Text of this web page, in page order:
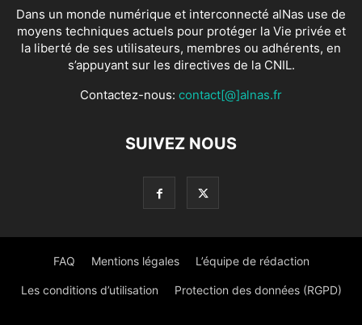
Dans un monde numérique et interconnecté alNas use de
moyens techniques actuels pour protéger la Vie privée et
la liberté de ses utilisateurs, membres ou adhérents, en
s’appuyant sur les directives de la CNIL.
Contactez-nous: contact[@]alnas.fr
SUIVEZ NOUS
FAQ Mentions légales L’équipe de rédaction
Les conditions d’utilisation Protection des données (RGPD)